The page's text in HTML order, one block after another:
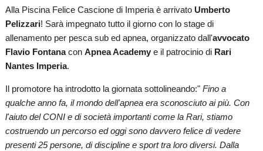
Alla Piscina Felice Cascione di Imperia è arrivato Umberto
Pelizzari! Sarà impegnato tutto il giorno con lo stage di
allenamento per pesca sub ed apnea, organizzato dall'avvocato
Flavio Fontanacon Apnea Academye il patrocinio diRari
Nantes Imperia.
Il promotore ha introdotto la giornata sottolineando:" Fino a
qualche anno fa, il mondo dell'apnea era sconosciuto ai più. Con
l'aiuto del CONI e di società importanti come la Rari, stiamo
costruendo un percorso ed oggi sono davvero felice di vedere
presenti 25 persone, di discipline e sport tra loro diversi. Dalla